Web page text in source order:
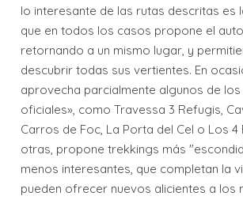
lo interesante de las rutas descritas es
que en todos los casos propone el
retornando a un mismo lugar, y
descubrir todas sus vertientes. En
aprovecha parcialmente algunos de los
oficiales», como Travessa 3 Refugis,
Carros de Foc, La Porta del Cel o Los 4
otras, propone trekkings más
menos interesantes, que completan la
pueden ofrecer nuevos alicientes a los